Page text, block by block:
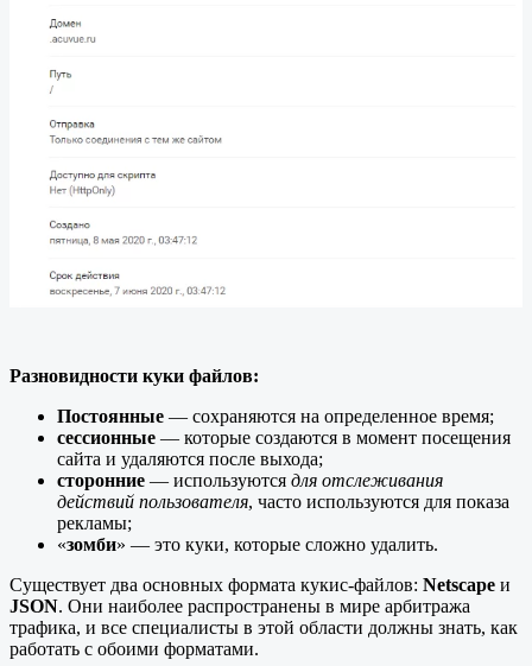
Разновидности куки файлов:
Постоянные — сохраняются на определенное время;
сессионные — которые создаются в момент посещения
сайта и удаляются после выхода;
сторонние — используются для отслеживания
действий пользователя, часто используются для показа
рекламы;
«зомби» — это куки, которые сложно удалить.
Существует два основных формата кукис-файлов: Netscape и
JSON. Они наиболее распространены в мире арбитража
трафика, и все специалисты в этой области должны знать, как
работать с обоими форматами.